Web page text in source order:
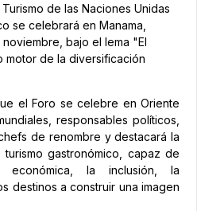
de las Naciones Unidas
se celebrará en Manama,
bajo el lema "El
motor de la diversificación
el Foro se celebre en Oriente
responsables políticos,
de renombre y destacará la
gastronómico, capaz de
económica, la inclusión, la
destinos a construir una imagen